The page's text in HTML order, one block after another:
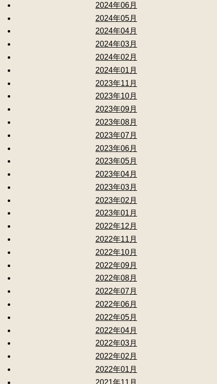
2024年06月
2024年05月
2024年04月
2024年03月
2024年02月
2024年01月
2023年11月
2023年10月
2023年09月
2023年08月
2023年07月
2023年06月
2023年05月
2023年04月
2023年03月
2023年02月
2023年01月
2022年12月
2022年11月
2022年10月
2022年09月
2022年08月
2022年07月
2022年06月
2022年05月
2022年04月
2022年03月
2022年02月
2022年01月
2021年11月